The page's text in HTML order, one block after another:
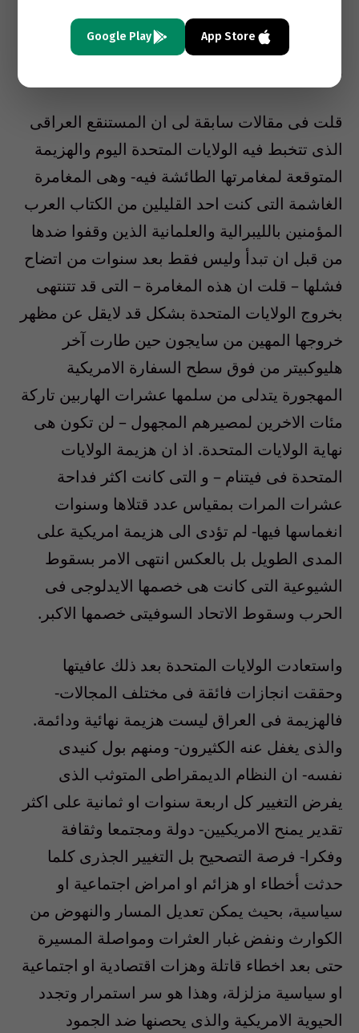
الولايات المتحدة.
هل العراق بداية النهاية؟
قلت فى مقالات سابقة لى ان المستنقع العراقى
الذى تتخبط فيه الولايات المتحدة اليوم والهزيمة
المتوقعة لمغامرتها الطائشة فيه- وهى المغامرة
الغاشمة التى كنت احد القليلين من الكتاب العرب
المؤمنين بالليبرالية والعلمانية الذين وقفوا ضدها
من قبل ان تبدأ وليس فقط بعد سنوات من اتضاح
فشلها – قلت ان هذه المغامرة – التى قد تتنتهى
بخروج الولايات المتحدة بشكل قد لايقل عن مظهر
خروجها المهين من سايجون حين طارت آخر
هليوكبيتر من فوق سطح السفارة الامريكية
المهجورة يتدلى من سلمها عشرات الهاربين تاركة
مئات الاخرين لمصيرهم المجهول – لن تكون هى
نهاية الولايات المتحدة. اذ ان هزيمة الولايات
المتحدة فى فيتنام – و التى كانت اكثر فداحة
عشرات المرات بمقياس عدد قتلاها وسنوات
انغماسها فيها- لم تؤدى الى هزيمة امريكية على
المدى الطويل بل بالعكس انتهى الامر بسقوط
الشيوعية التى كانت هى خصمها الايدلوجى فى
الحرب وسقوط الاتحاد السوفيتى خصمها الاكبر.
واستعادت الولايات المتحدة بعد ذلك عافيتها
وحققت انجازات فائقة فى مختلف المجالات-
فالهزيمة فى العراق ليست هزيمة نهائية ودائمة.
والذى يغفل عنه الكثيرون- ومنهم بول كنيدى
نفسه- ان النظام الديمقراطى المتوثب الذى
يفرض التغيير كل اربعة سنوات او ثمانية على اكثر
تقدير يمنح الامريكيين- دولة ومجتمعا وثقافة
وفكرا- فرصة التصحيح بل التغيير الجذرى كلما
حدثت أخطاء او هزائم او امراض اجتماعية او
سياسية، بحيث يمكن تعديل المسار والنهوض من
الكوارث ونفض غبار العثرات ومواصلة المسيرة
حتى بعد اخطاء قاتلة وهزات اقتصادية او اجتماعية
او سياسية مزلزلة، وهذا هو سر استمرار وتجدد
الحيوية الامريكية والذى يحصنها ضد الجمود
App Store
Google Play